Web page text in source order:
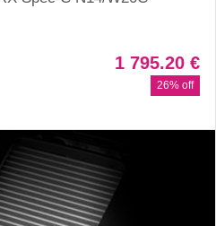
1 795.20 €
26% off